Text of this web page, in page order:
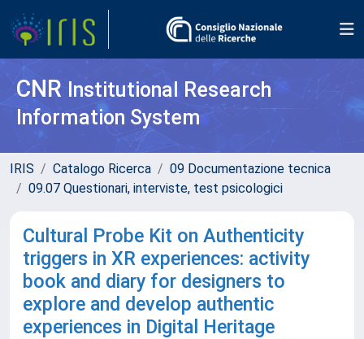
CNR Institutional Research
Information System
IRIS Catalogo Ricerca
09 Documentazione tecnica
09.07 Questionari, interviste, test psicologici
Cultural Probe Kit on Authenticity
triggers in XR experiences: activity
book and diary for designers to
explore and develop authentic
experiences in Digital Heritage